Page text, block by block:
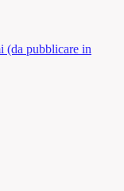
(da pubblicare in